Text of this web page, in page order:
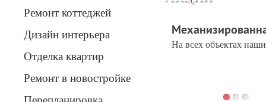
На всех объектах
Вперед
Ремонт коттеджей
Дизайн интерьера
Отделка квартир
Ремонт в новостройке